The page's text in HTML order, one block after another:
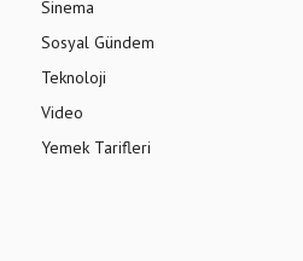
Sinema
Sosyal Gündem
Teknoloji
Video
Yemek Tarifleri